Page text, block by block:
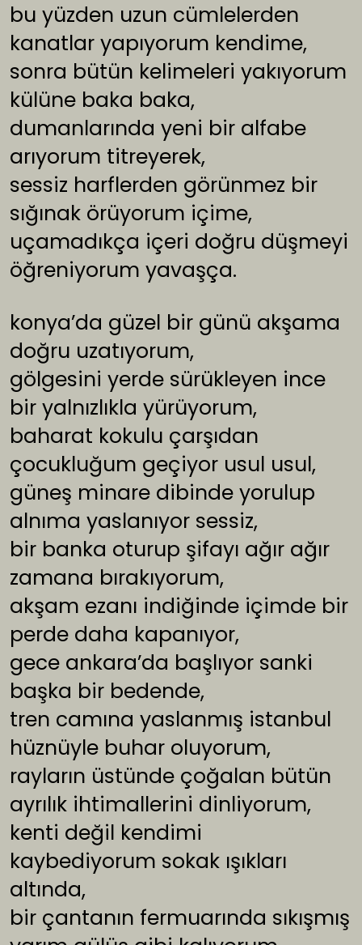
bu yüzden uzun cümlelerden
kanatlar yapıyorum kendime,
sonra bütün kelimeleri yakıyorum
külüne baka baka,
dumanlarında yeni bir alfabe
arıyorum titreyerek,
sessiz harflerden görünmez bir
sığınak örüyorum içime,
uçamadıkça içeri doğru düşmeyi
öğreniyorum yavaşça.
konya’da güzel bir günü akşama
doğru uzatıyorum,
gölgesini yerde sürükleyen ince
bir yalnızlıkla yürüyorum,
baharat kokulu çarşıdan
çocukluğum geçiyor usul usul,
güneş minare dibinde yorulup
alnıma yaslanıyor sessiz,
bir banka oturup şifayı ağır ağır
zamana bırakıyorum,
akşam ezanı indiğinde içimde bir
perde daha kapanıyor,
gece ankara’da başlıyor sanki
başka bir bedende,
tren camına yaslanmış istanbul
hüznüyle buhar oluyorum,
rayların üstünde çoğalan bütün
ayrılık ihtimallerini dinliyorum,
kenti değil kendimi
kaybediyorum sokak ışıkları
altında,
bir çantanın fermuarında sıkışmış